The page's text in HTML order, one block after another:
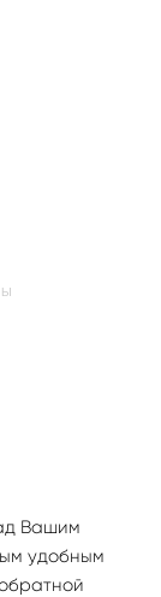
Вашим
удобным